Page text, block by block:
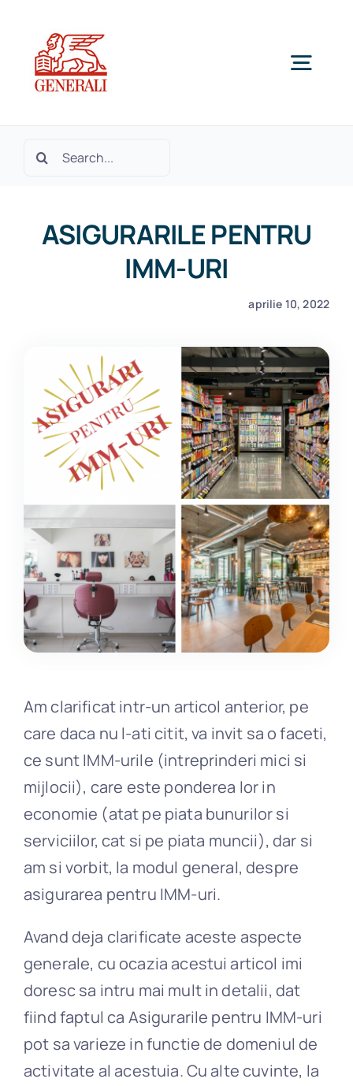
content
Produse si Servicii
Daune
Blog
Contact
Cautare...
ASIGURARILE PENTRU
IMM-URI
aprilie 10, 2022
Am clarificat intr-un articol anterior, pe
care daca nu l-ati citit, va invit sa o faceti,
ce sunt IMM-urile (intreprinderi mici si
mijlocii), care este ponderea lor in
economie (atat pe piata bunurilor si
serviciilor, cat si pe piata muncii), dar si
am si vorbit, la modul general, despre
asigurarea pentru IMM-uri.
Avand deja clarificate aceste aspecte
generale, cu ocazia acestui articol imi
doresc sa intru mai mult in detalii, dat
fiind faptul ca Asigurarile pentru IMM-uri
pot sa varieze in functie de domeniul de
activitate al acestuia. Cu alte cuvinte, la